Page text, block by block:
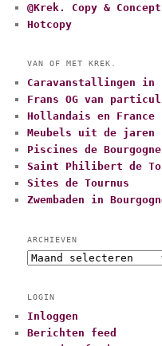
@Krek. Copy & Concept
Hotcopy
VAN OF MET KREK.
Caravanstallingen in
Frans OG van
Hollandais en France
Meubels uit de jaren
Piscines de Bourgogne
Saint Philibert de
Sites de Tournus
Zwembaden in
ARCHIEVEN
A
h
i
e
LOGIN
Inloggen
Berichten feed